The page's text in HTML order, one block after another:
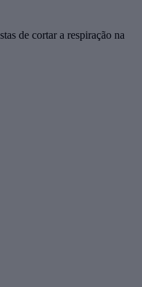
de cortar a respiração na